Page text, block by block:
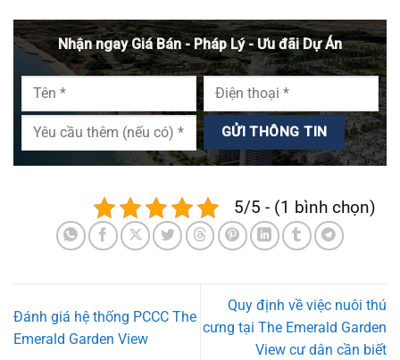
Nhận ngay Giá Bán - Pháp Lý - Ưu đãi Dự Án
5/5 - (1 bình chọn)
Đánh giá hệ thống PCCC The
Emerald Garden View
Quy định về việc nuôi thú
cưng tại The Emerald Garden
View cư dân cần biết